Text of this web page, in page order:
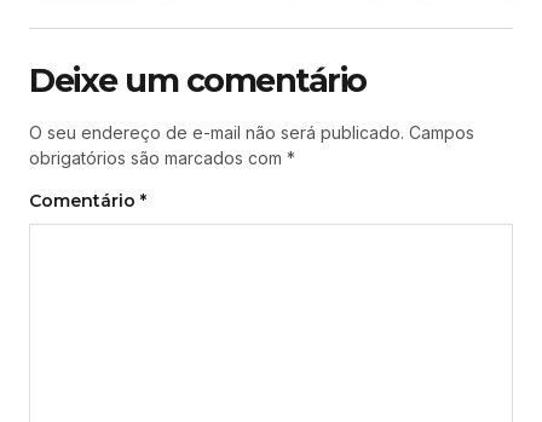
Deixe um comentário
O seu endereço de e-mail não será publicado. Campos
obrigatórios são marcados com *
Comentário *